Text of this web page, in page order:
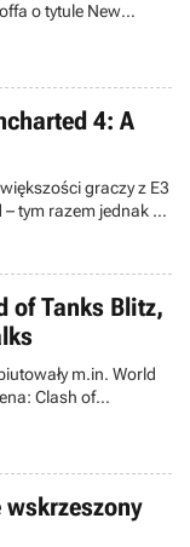
o tytule New
tej jesieni.
4: A
graczy z E3
tym razem jednak w
zdradza fakt
Jarosław
of Tanks Blitz,
m.in. World
Clash of
wiadomości
produkcji i
wskrzeszony